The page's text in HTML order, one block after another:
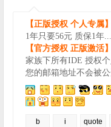
【正版授权 个人专属
1年只要56元 质保1年...
【官方授权 正版激活
家族下所有IDE 授权
您的邮箱地址不会被公